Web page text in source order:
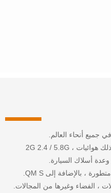
نحن منخرطون بشكل رئيسي في تصميم وتصنيع الهوائيات الداخلية (أجزاء PCB / FPC / الحديد) ، والهوائيات الخارجية ، بما في ذلك هوائيات 2G 2.4 / 5.8G ،
لقد حصلنا على المعيار الدولي UL و I ATF16949 و ISO14001 ، وهو ضمان قوي لجودة منتجاتنا. تمتلك RCD آلات إنتاج واختبار متطورة ، بالإضافة إلى QM S.
، الفضاء وغيرها من المجالات.